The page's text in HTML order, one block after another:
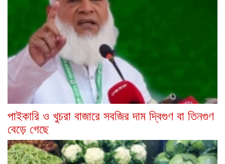
পাইকারি ও খুচরা বাজারে সবজির দাম দ্বিগুণ বা তিনগুণ
বেড়ে গেছে